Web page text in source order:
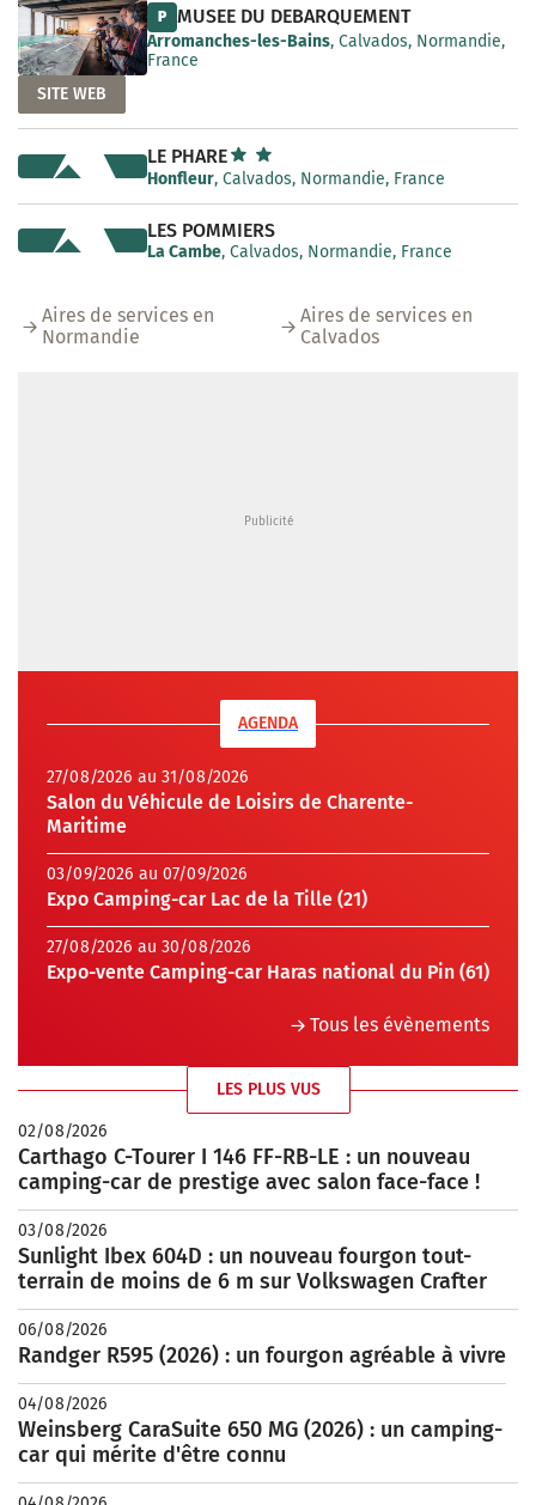
P MUSEE DU DEBARQUEMENT
Arromanches-les-Bains, Calvados, Normandie,
France
SITE WEB
LE PHARE
Honfleur, Calvados, Normandie, France
LES POMMIERS
La Cambe, Calvados, Normandie, France
Aires de services en
Normandie
Aires de services en
Calvados
AGENDA
27/08/2026 au 31/08/2026
Salon du Véhicule de Loisirs de Charente-
Maritime
03/09/2026 au 07/09/2026
Expo Camping-car Lac de la Tille (21)
27/08/2026 au 30/08/2026
Expo-vente Camping-car Haras national du Pin (61)
Tous les évènements
LES PLUS VUS
02/08/2026
Carthago C-Tourer I 146 FF-RB-LE : un nouveau
camping-car de prestige avec salon face-face !
03/08/2026
Sunlight Ibex 604D : un nouveau fourgon tout-
terrain de moins de 6 m sur Volkswagen Crafter
06/08/2026
Randger R595 (2026) : un fourgon agréable à vivre
04/08/2026
Weinsberg CaraSuite 650 MG (2026) : un camping-
car qui mérite d'être connu